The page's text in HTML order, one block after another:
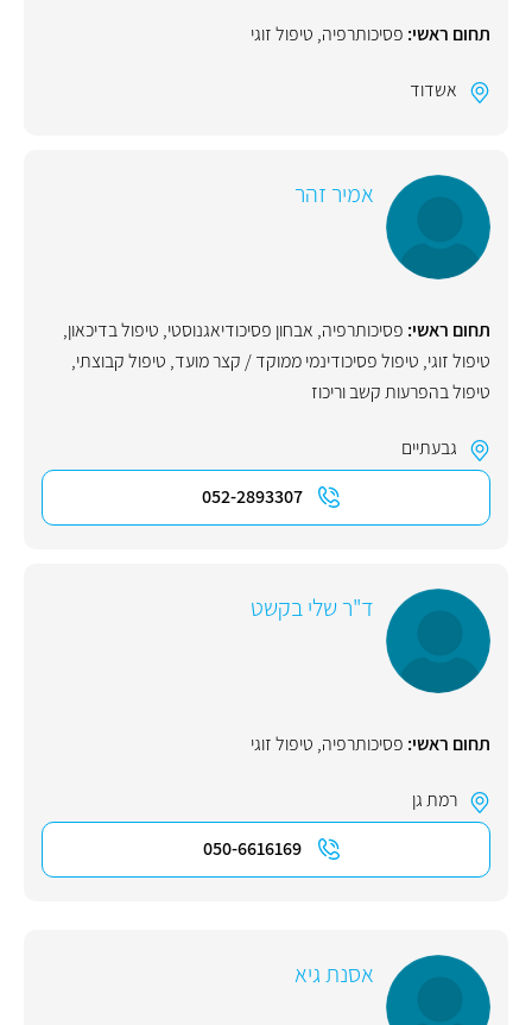
תחום ראשי: פסיכותרפיה, טיפול זוגי
אשדוד
אמיר זהר
תחום ראשי: פסיכותרפיה, אבחון פסיכודיאגנוסטי, טיפול בדיכאון,
טיפול זוגי, טיפול פסיכודינמי ממוקד / קצר מועד, טיפול קבוצתי,
טיפול בהפרעות קשב וריכוז
גבעתיים
052-2893307
ד"ר שלי בקשט
תחום ראשי: פסיכותרפיה, טיפול זוגי
רמת גן
050-6616169
אסנת גיא